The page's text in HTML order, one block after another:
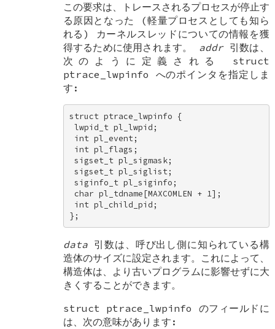
この要求は、トレースされるプロセスが停止す
る原因となった (軽量プロセスとしても知ら
れる) カーネルスレッドについての情報を獲
得するために使用されます。 addr引数は、
次のように定義される struct
ptrace_lwpinfo へのポインタを指定しま
す:
struct ptrace_lwpinfo {
lwpid_t pl_lwpid;
int pl_event;
int pl_flags;
sigset_t pl_sigmask;
sigset_t pl_siglist;
siginfo_t pl_siginfo;
char pl_tdname[MAXCOMLEN + 1];
int pl_child_pid;
};
data引数は、呼び出し側に知られている構
造体のサイズに設定されます。これによって、
構造体は、より古いプログラムに影響せずに大
きくすることができます。
struct ptrace_lwpinfo
のフィールドに
は、次の意味があります: